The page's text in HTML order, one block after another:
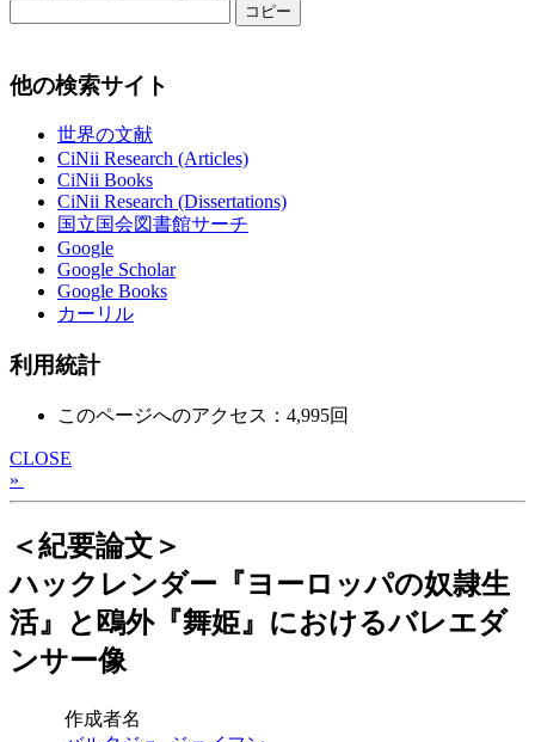
コピー
他の検索サイト
世界の文献
CiNii Research (Articles)
CiNii Books
CiNii Research (Dissertations)
国立国会図書館サーチ
Google
Google Scholar
Google Books
カーリル
利用統計
このページへのアクセス：4,995回
CLOSE
»
＜紀要論文＞
ハックレンダー『ヨーロッパの奴隷生
活』と鴎外『舞姫』におけるバレエダ
ンサー像
作成者名